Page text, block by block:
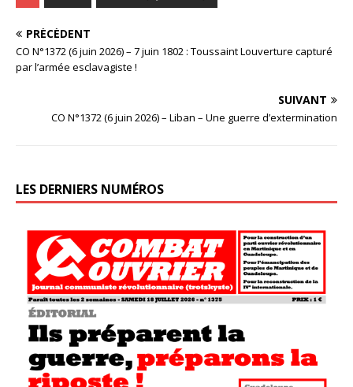
PRÉCÉDENT
CO N°1372 (6 juin 2026) – 7 juin 1802 : Toussaint Louverture capturé
par l’armée esclavagiste !
SUIVANT
CO N°1372 (6 juin 2026) – Liban – Une guerre d’extermination
LES DERNIERS NUMÉROS